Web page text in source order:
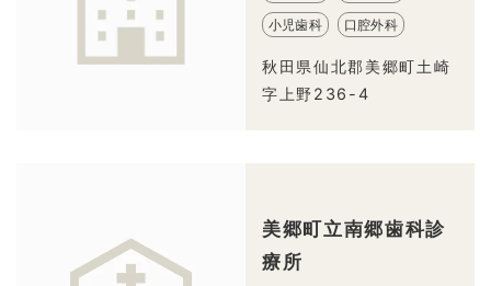
小児歯科 口腔外科
秋田県仙北郡美郷町土崎
字上野236-4
美郷町立南郷歯科診
療所